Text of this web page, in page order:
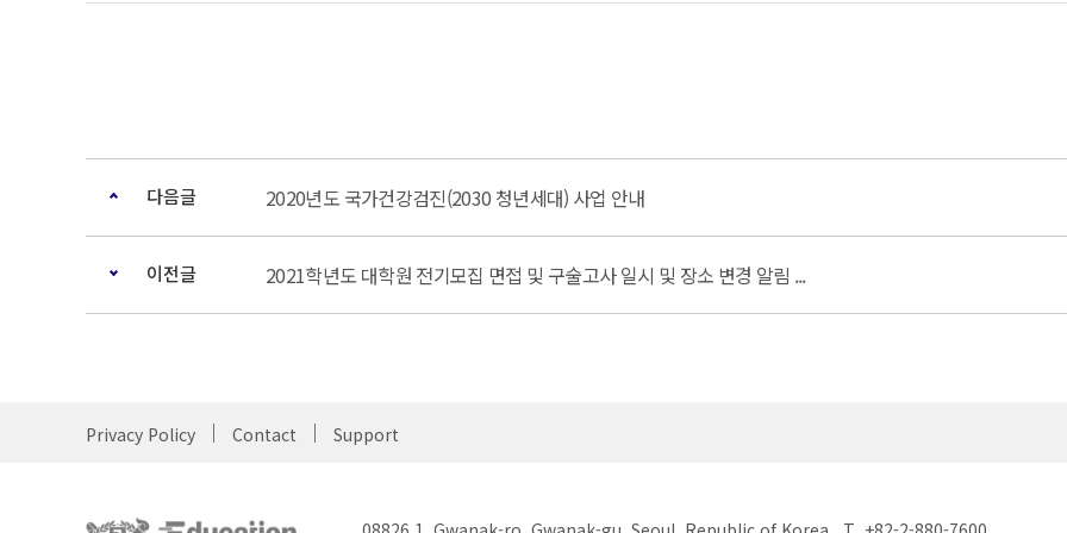
다음글 2020년도 국가건강검진(2030 청년세대) 사업 안내
이전글 2021학년도 대학원 전기모집 면접 및 구술고사 일시 및 장소 변경 알림 ...
Privacy Policy Contact Support